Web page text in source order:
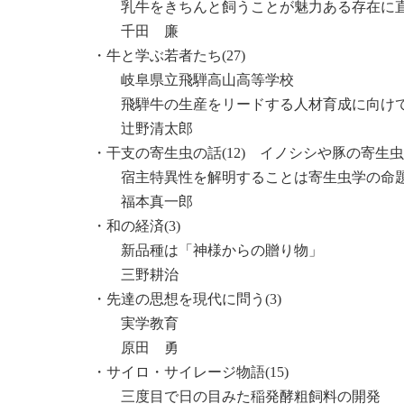
乳牛をきちんと飼うことが魅力ある存在に
千田 廉
・牛と学ぶ若者たち(27)
岐阜県立飛騨高山高等学校
飛騨牛の生産をリードする人材育成に向け
辻野清太郎
・干支の寄生虫の話(12) イノシシや豚の寄生虫
宿主特異性を解明することは寄生虫学の命
福本真一郎
・和の経済(3)
新品種は「神様からの贈り物」
三野耕治
・先達の思想を現代に問う(3)
実学教育
原田 勇
・サイロ・サイレージ物語(15)
三度目で日の目みた稲発酵粗飼料の開発